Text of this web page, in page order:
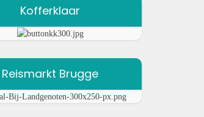
Kofferklaar
Reismarkt Brugge